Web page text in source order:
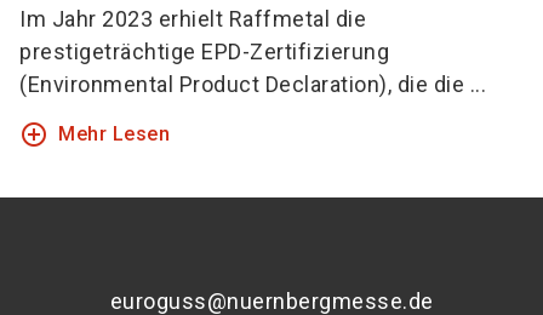
Im Jahr 2023 erhielt Raffmetal die
prestigeträchtige EPD-Zertifizierung
(Environmental Product Declaration), die die ...
add_circle_outline Mehr Lesen
euroguss@nuernbergmesse.de